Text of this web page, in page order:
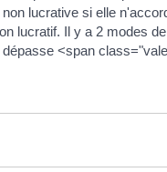
lucrative si elle
lucratif. Il y a 2 modes
<span